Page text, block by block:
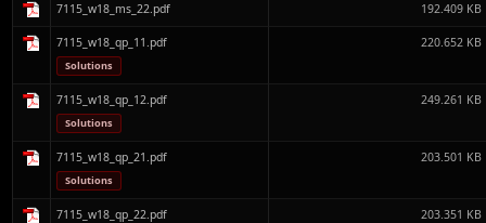
7115_w18_ms_22.pdf 192.409 KB
7115_w18_qp_11.pdf
Solutions
220.652 KB
7115_w18_qp_12.pdf
Solutions
249.261 KB
7115_w18_qp_21.pdf
Solutions
203.501 KB
7115_w18_qp_22.pdf 203.351 KB